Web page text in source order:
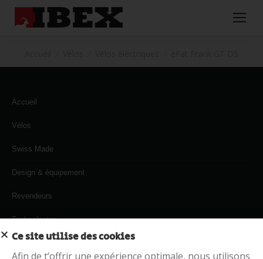
Accueil
Vélos
Swiss Made
Design & équipement
Revendeurs
Technologies
Ce site utilise des cookies
Afin de t’offrir une expérience optimale, nous utilisons